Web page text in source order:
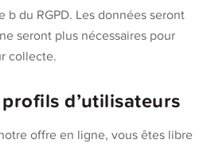
b du RGPD. Les données seront
seront plus nécessaires pour
collecte.
d’utilisateurs
offre en ligne, vous êtes libre